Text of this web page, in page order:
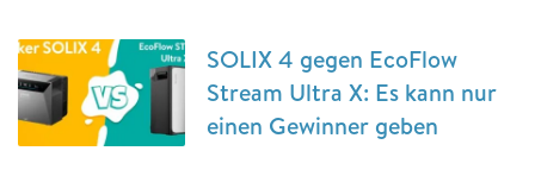
SOLIX 4 gegen EcoFlow
Stream Ultra X: Es kann nur
einen Gewinner geben